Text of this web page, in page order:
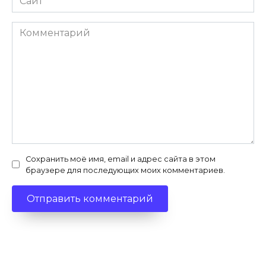
Комментарий
Сохранить моё имя, email и адрес сайта в этом
браузере для последующих моих комментариев.